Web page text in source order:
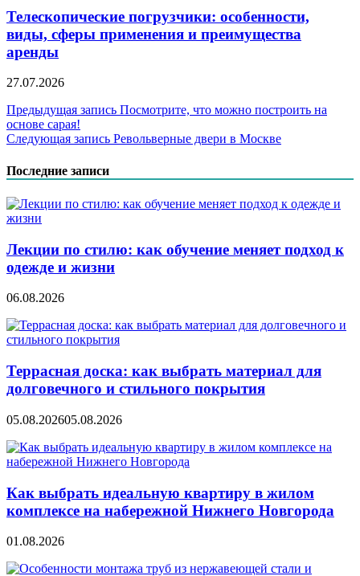
Телескопические погрузчики: особенности,
виды, сферы применения и преимущества
аренды
27.07.2026
Навигация
по
Предыдущая запись Посмотрите, что можно построить на
основе сарая!
Следующая запись Револьверные двери в Москве
Последние записи
Лекции по стилю: как обучение меняет подход к
одежде и жизни
06.08.2026
Террасная доска: как выбрать материал для
долговечного и стильного покрытия
05.08.202605.08.2026
Как выбрать идеальную квартиру в жилом
комплексе на набережной Нижнего Новгорода
01.08.2026